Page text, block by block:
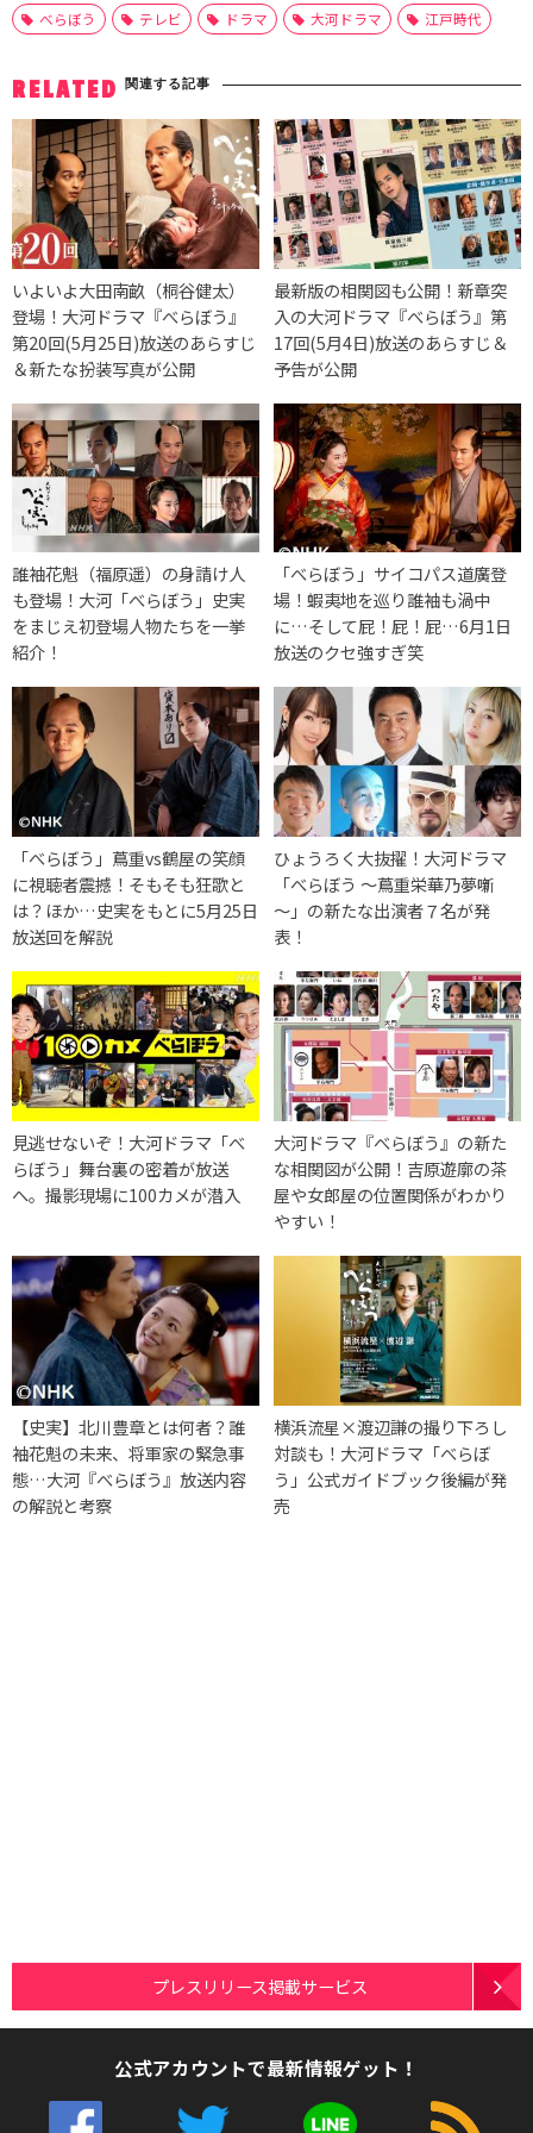
べらぼう テレビ ドラマ 大河ドラマ 江戸時代
RELATED 関連する記事
いよいよ大田南畝（桐谷健太）
登場！大河ドラマ『べらぼう』
第20回(5月25日)放送のあらすじ
＆新たな扮装写真が公開
最新版の相関図も公開！新章突
入の大河ドラマ『べらぼう』第
17回(5月4日)放送のあらすじ＆
予告が公開
誰袖花魁（福原遥）の身請け人
も登場！大河「べらぼう」史実
をまじえ初登場人物たちを一挙
紹介！
「べらぼう」サイコパス道廣登
場！蝦夷地を巡り誰袖も渦中
に…そして屁！屁！屁…6月1日
放送のクセ強すぎ笑
「べらぼう」蔦重vs鶴屋の笑顔
に視聴者震撼！そもそも狂歌と
は？ほか…史実をもとに5月25日
放送回を解説
ひょうろく大抜擢！大河ドラマ
「べらぼう ～蔦重栄華乃夢噺
～」の新たな出演者７名が発
表！
見逃せないぞ！大河ドラマ「べ
らぼう」舞台裏の密着が放送
へ。撮影現場に100カメが潜入
大河ドラマ『べらぼう』の新た
な相関図が公開！吉原遊廓の茶
屋や女郎屋の位置関係がわかり
やすい！
【史実】北川豊章とは何者？誰
袖花魁の未来、将軍家の緊急事
態…大河『べらぼう』放送内容
の解説と考察
横浜流星×渡辺謙の撮り下ろし
対談も！大河ドラマ「べらぼ
う」公式ガイドブック後編が発
売
プレスリリース掲載サービス
公式アカウントで最新情報ゲット！